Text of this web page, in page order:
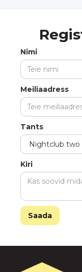
Nimi
Meiliaadress
Tants
Kiri